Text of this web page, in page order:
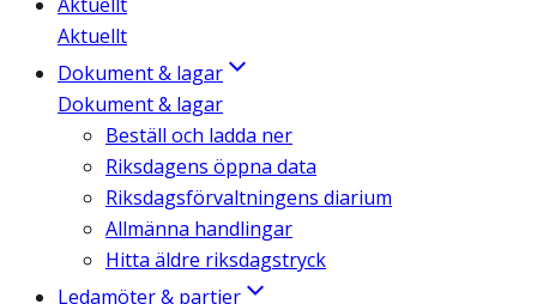
Aktuellt
Dokument & lagar
Dokument & lagar
Beställ och ladda ner
Riksdagens öppna data
Riksdagsförvaltningens diarium
Allmänna handlingar
Hitta äldre riksdagstryck
Ledamöter & partier